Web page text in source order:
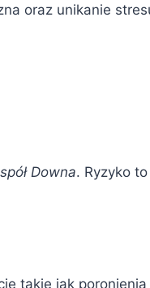
oraz unikanie
Downa. Ryzyko
takie jak